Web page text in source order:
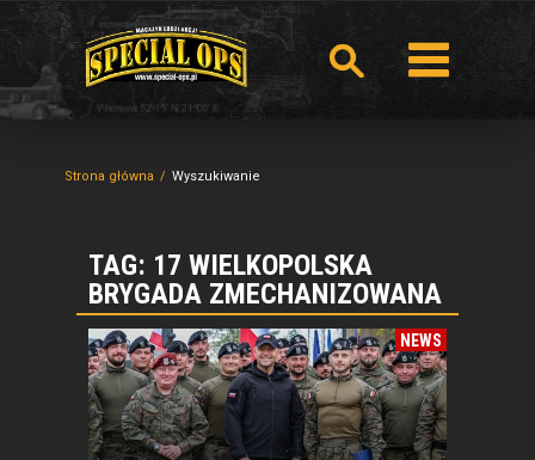
Strona główna Wyszukiwanie
TAG: 17 WIELKOPOLSKA
BRYGADA ZMECHANIZOWANA
NEWS